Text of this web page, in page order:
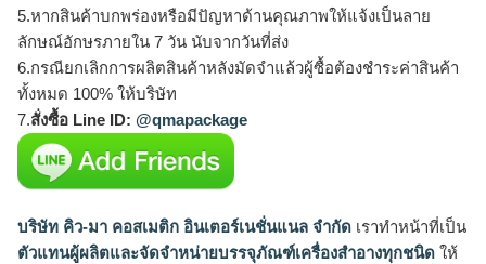
5.หากสินค้าบกพร่องหรือมีปัญหาด้านคุณภาพให้แจ้งเป็นลาย
ลักษณ์อักษรภายใน 7 วัน นับจากวันที่ส่ง
6.กรณียกเลิกการผลิตสินค้าหลังมัดจำแล้วผู้ซื้อต้องชำระค่าสินค้า
ทั้งหมด 100% ให้บริษัท
7.สั่งซื้อ Line ID: @qmapackage
บริษัท คิว-มา คอสเมติก อินเตอร์เนชั่นแนล จำกัด เราทำหน้าที่เป็น
ตัวแทนผู้ผลิตและจัดจำหน่ายบรรจุภัณฑ์เครื่องสำอางทุกชนิด ให้